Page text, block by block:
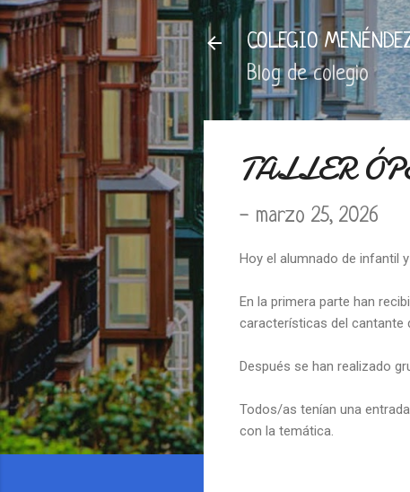
COLEGIO
Blog de colegio
TALLER
- marzo 25, 2026
Hoy el alumnado de infantil
En la primera parte han
características del cantante
Después se han realizado
Todos/as tenían una
con la temática.